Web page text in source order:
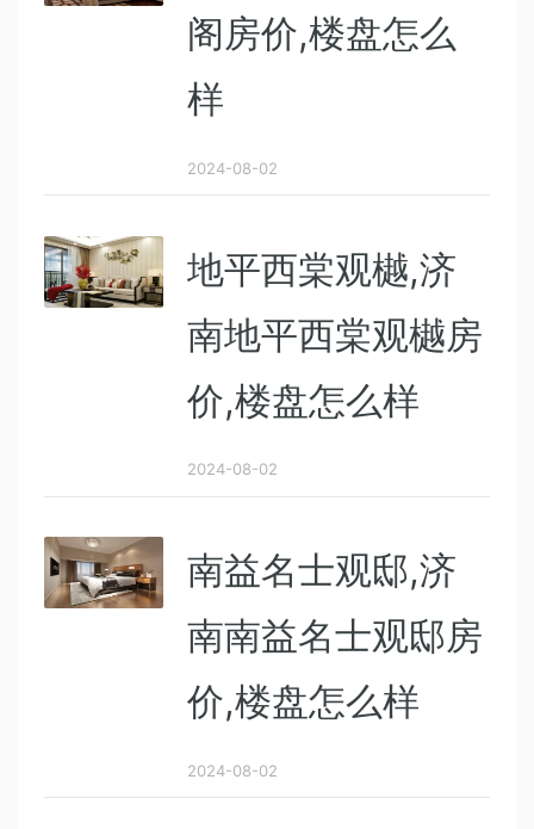
阁房价,楼盘怎么
样
2024-08-02
地平西棠观樾,济
南地平西棠观樾房
价,楼盘怎么样
2024-08-02
南益名士观邸,济
南南益名士观邸房
价,楼盘怎么样
2024-08-02